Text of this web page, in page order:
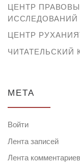
ЦЕНТР
ИССЛЕДОВАНИЙ
ЦЕНТР
ЧИТАТЕЛЬСКИЙ
МЕТА
Войти
Лента записей
Лента комментариев